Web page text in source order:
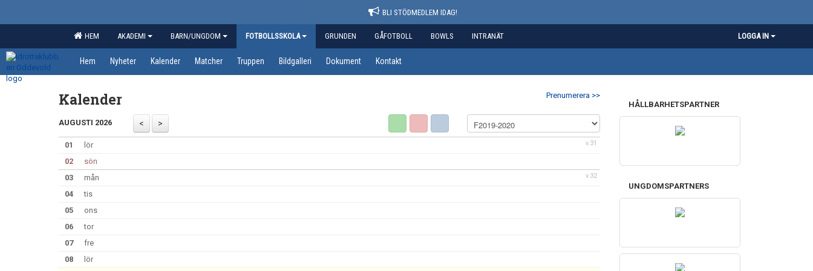
BLI STÖDMEDLEM IDAG!
HEM AKADEMI BARN/UNGDOM FOTBOLLSSKOLA GRUNDEN GÅFOTBOLL BOWLS INTRANÄT LOGGA IN
Hem Nyheter Kalender Matcher Truppen Bildgalleri Dokument Kontakt
Prenumerera >>
Kalender
AUGUSTI 2026
v.31
01
lör
02
sön
v.32
03
mån
04
tis
05
ons
06
tor
07
fre
08
lör
HÅLLBARHETSPARTNER
UNGDOMSPARTNERS